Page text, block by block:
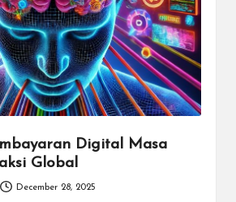
Digital Masa
Global
December 28, 2025